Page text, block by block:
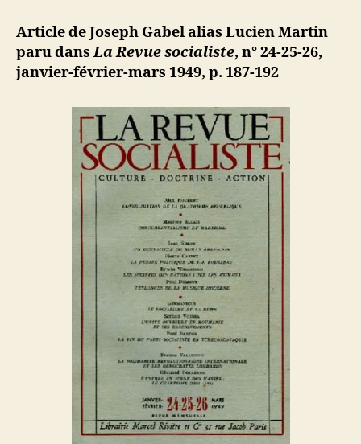
ji
b
:
La
politique
Article de Joseph Gabel alias Lucien Martin
paru dansLa Revue socialiste, n° 24-25-26,
janvier-février-mars 1949, p. 187-192